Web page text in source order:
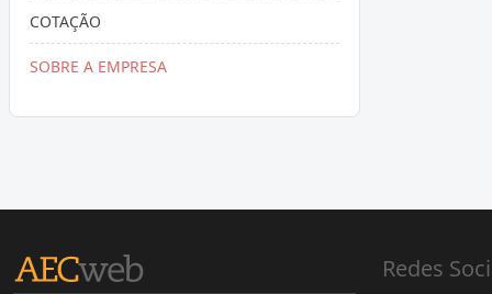
COTAÇÃO
SOBRE A EMPRESA
Redes